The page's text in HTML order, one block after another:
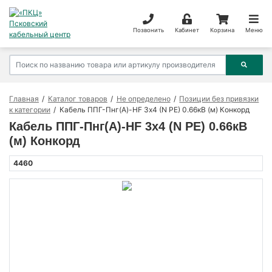
Позвонить Кабинет Корзина Меню
Главная Каталог товаров Не определено
Позиции без привязки
к категории
Кабель ППГ-Пнг(А)-HF 3х4 (N PE) 0.66кВ (м) Конкорд
Кабель ППГ-Пнг(А)-HF 3х4 (N PE) 0.66кВ
(м) Конкорд
4460